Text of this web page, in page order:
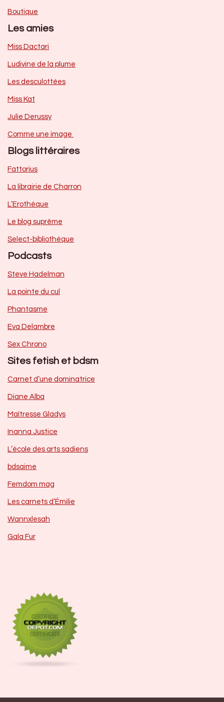
Boutique
Les amies
Miss Dactari
Ludivine de la plume
Les desculottées
Miss Kat
Julie Derussy
Comme une image
Blogs littéraires
Fattorius
La librairie de Charron
L’Erothèque
Le blog suprême
Select-bibliothèque
Podcasts
Steve Hadelman
La pointe du cul
Phantasme
Eva Delambre
Sex Chrono
Sites fetish et bdsm
Carnet d’une dominatrice
Diane Alba
Maîtresse Gladys
Inanna Justice
L’école des arts sadiens
bdsaime
Femdom mag
Les carnets d’Émilie
Wannxlesah
Gala Fur